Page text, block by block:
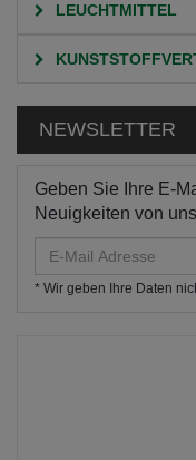
LEUCHTMITTEL
NEWSLETTER
Geben Sie Ihre E-
Neuigkeiten von
Mail
Adresse
* Wir geben Ihre Daten